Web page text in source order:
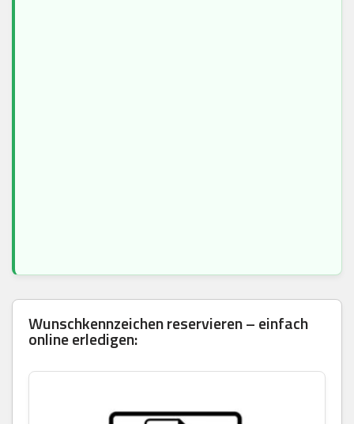
Wunschkennzeichen reservieren – einfach
online erledigen: